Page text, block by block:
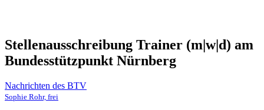
Stellenausschreibung Trainer (m|w|d) am
Bundesstützpunkt Nürnberg
Nachrichten des BTV
Sophie Rohr, frei